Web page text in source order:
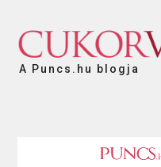
A Puncs.hu blogja